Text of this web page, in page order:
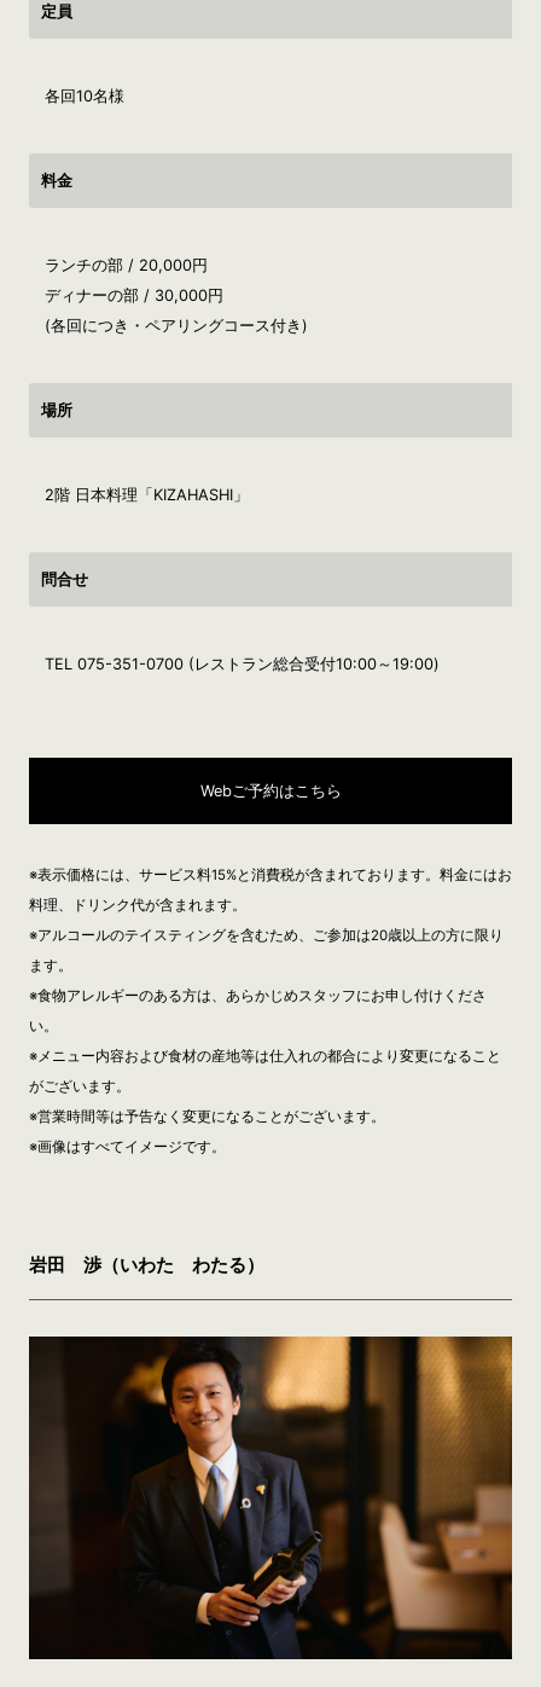
定員
各回10名様
料金
ランチの部 / 20,000円
ディナーの部 / 30,000円
(各回につき・ペアリングコース付き)
場所
2階 日本料理「KIZAHASHI」
問合せ
TEL 075-351-0700 (レストラン総合受付10:00～19:00)
Webご予約はこちら
※表示価格には、サービス料15%と消費税が含まれております。料金にはお
料理、ドリンク代が含まれます。
※アルコールのテイスティングを含むため、ご参加は20歳以上の方に限り
ます。
※食物アレルギーのある方は、あらかじめスタッフにお申し付けくださ
い。
※メニュー内容および食材の産地等は仕入れの都合により変更になること
がございます。
※営業時間等は予告なく変更になることがございます。
※画像はすべてイメージです。
岩田 渉（いわた わたる）